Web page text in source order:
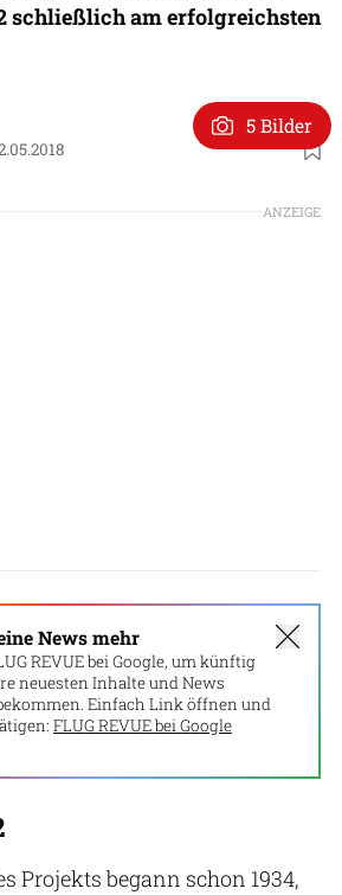
schließlich am erfolgreichsten
5 Bilder
ANZEIGE
News mehr
REVUE bei Google, um künftig
neuesten Inhalte und News
Einfach Link öffnen und
FLUG REVUE bei Google
Projekts begann schon 1934,